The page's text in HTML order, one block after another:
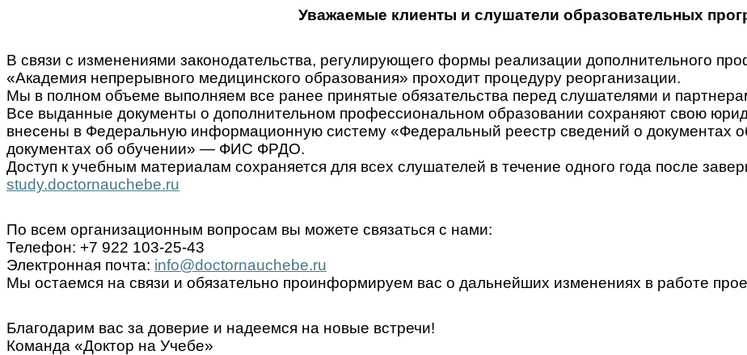
Уважаемые клиенты и слушатели образовательных
В связи с изменениями законодательства, регулирующего формы реализации дополнительного
«Академия непрерывного медицинского образования» проходит процедуру реорганизации.
Мы в полном объеме выполняем все ранее принятые обязательства перед слушателями и
Все выданные документы о дополнительном профессиональном образовании сохраняют свою
внесены в Федеральную информационную систему «Федеральный реестр сведений о документах
документах об обучении» — ФИС ФРДО.
Доступ к учебным материалам сохраняется для всех слушателей в течение одного года после
study.doctornauchebe.ru
По всем организационным вопросам вы можете связаться с нами:
Телефон: +7 922 103-25-43
Электронная почта: info@doctornauchebe.ru
Мы остаемся на связи и обязательно проинформируем вас о дальнейших изменениях в работе
Благодарим вас за доверие и надеемся на новые встречи!
Команда «Доктор на Учебе»